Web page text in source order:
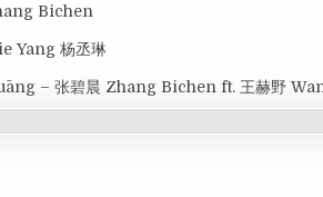
Bichen
Yang 杨丞琳
– 张碧晨 Zhang Bichen ft. 王赫野